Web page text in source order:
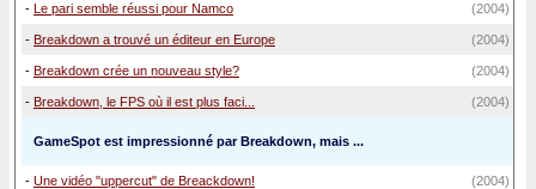
- Le pari semble réussi pour Namco (2004)
- Breakdown a trouvé un éditeur en Europe (2004)
- Breakdown crée un nouveau style? (2004)
- Breakdown, le FPS où il est plus faci... (2004)
GameSpot est impressionné par Breakdown, mais ...
- Une vidéo "uppercut" de Breackdown! (2004)